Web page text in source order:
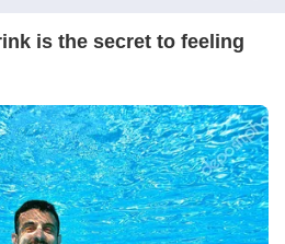
Dow Jones NASDAQ 100 Nikkei 225
Aktien:
AirSculpt Technologies Phoenix Copper
Resources
-Werbung-Barrierefreiheit
-AGB-Privatsphäre-Einstellungen
is the secret to feeling